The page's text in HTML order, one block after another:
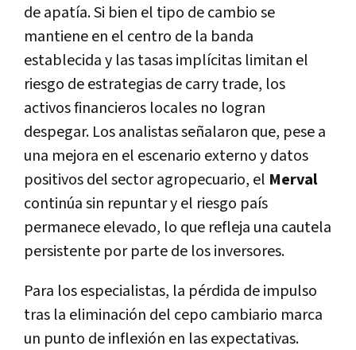
de apatía. Si bien el tipo de cambio se
mantiene en el centro de la banda
establecida y las tasas implícitas limitan el
riesgo de estrategias de carry trade, los
activos financieros locales no logran
despegar. Los analistas señalaron que, pese a
una mejora en el escenario externo y datos
positivos del sector agropecuario, el Merval
continúa sin repuntar y el riesgo país
permanece elevado, lo que refleja una cautela
persistente por parte de los inversores.
Para los especialistas, la pérdida de impulso
tras la eliminación del cepo cambiario marca
un punto de inflexión en las expectativas.